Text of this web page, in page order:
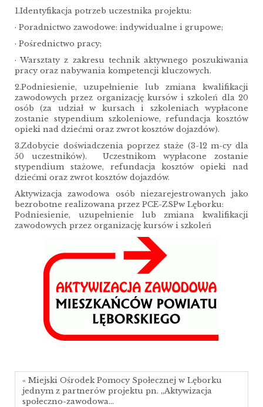
1.Identyfikacja potrzeb uczestnika projektu:
· Poradnictwo zawodowe: indywidualne i grupowe;
· Pośrednictwo pracy;
· Warsztaty z zakresu technik aktywnego poszukiwania
pracy oraz nabywania kompetencji kluczowych.
2.Podniesienie, uzupełnienie lub zmiana kwalifikacji
zawodowych przez organizację kursów i szkoleń dla 20
osób (za udział w kursach i szkoleniach wypłacone
zostanie stypendium szkoleniowe, refundacja kosztów
opieki nad dziećmi oraz zwrot kosztów dojazdów).
3.Zdobycie doświadczenia poprzez staże (3-12 m-cy dla
50 uczestników). Uczestnikom wypłacone zostanie
stypendium stażowe, refundacja kosztów opieki nad
dziećmi oraz zwrot kosztów dojazdów.
Aktywizacja zawodowa osób niezarejestrowanych jako
bezrobotne realizowana przez PCE-ZSPw Lęborku:
Podniesienie, uzupełnienie lub zmiana kwalifikacji
zawodowych przez organizację kursów i szkoleń
« Miejski Ośrodek Pomocy Społecznej w Lęborku
jednym z partnerów projektu pn. „Aktywizacja
społeczno-zawodowa…